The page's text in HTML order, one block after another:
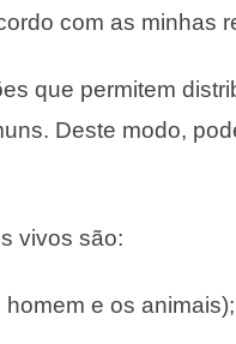
com as minhas
que permitem
Deste modo,
vivos são:
e os animais);